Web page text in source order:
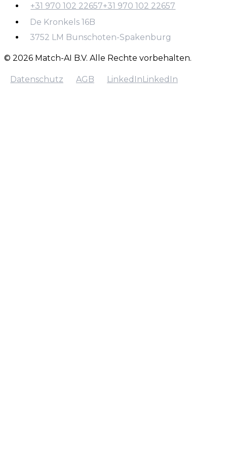
info@match-ai.nl
+31 970 102 22657
+31 970 102 22657
+31 970 102 22657
De Kronkels 16B
3752 LM Bunschoten-Spakenburg
© 2026 Match-AI B.V. Alle Rechte vorbehalten.
Datenschutz
AGB
LinkedInLinkedIn